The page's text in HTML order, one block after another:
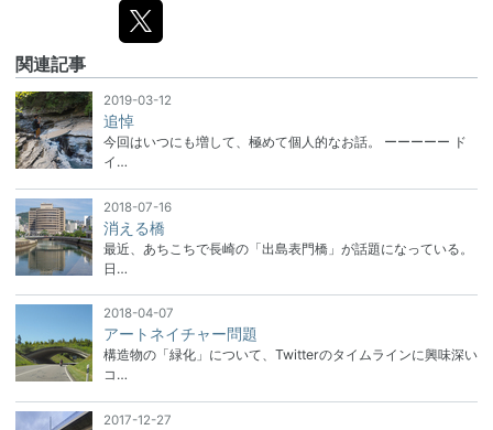
関連記事
2019-03-12
追悼
今回はいつにも増して、極めて個人的なお話。 ーーーーー ド
イ…
2018-07-16
消える橋
最近、あちこちで長崎の「出島表門橋」が話題になっている。
日…
2018-04-07
アートネイチャー問題
構造物の「緑化」について、Twitterのタイムラインに興味深い
コ…
2017-12-27